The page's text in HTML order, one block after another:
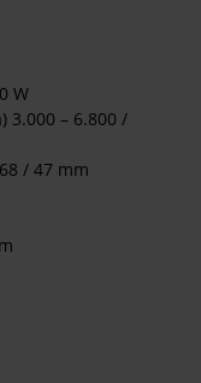
W
3.000 – 6.800 /
/ 47 mm